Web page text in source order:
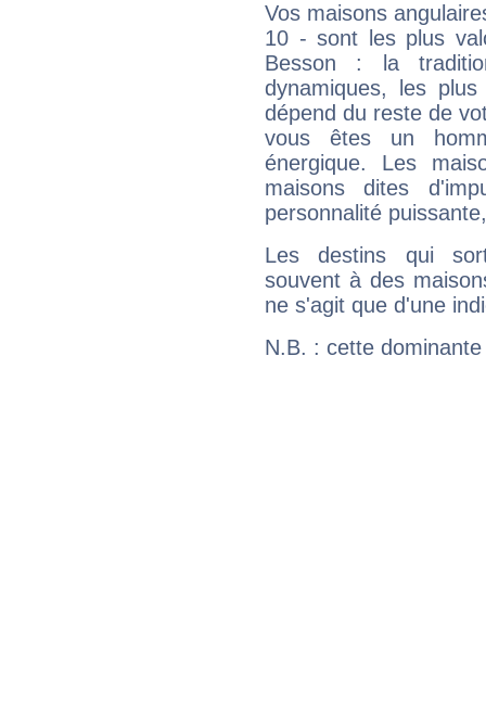
Vos maisons
10 - sont les plus
Besson : la
dynamiques, les
dépend du reste de
vous êtes un
énergique. Les
maisons dites
personnalité
Les destins qui
souvent à des
ne s'agit que d'une
N.B. : cette